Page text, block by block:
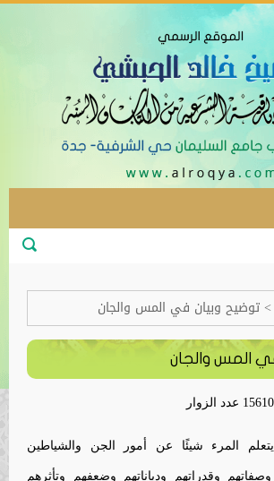
> توضيح وبيان في المس والجان
المس والجان
المرء شيئًا عن أمور الجن والشياطين
وقدراتهم ودياناتهم وضعفهم وتأثرهم